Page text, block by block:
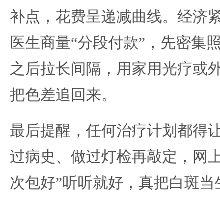
补点，花费呈递减曲线。经济
医生商量“分段付款”，先密集
之后拉长间隔，用家用光疗或
把色差追回来。
最后提醒，任何治疗计划都得
过病史、做过灯检再敲定，网
次包好”听听就好，真把白斑